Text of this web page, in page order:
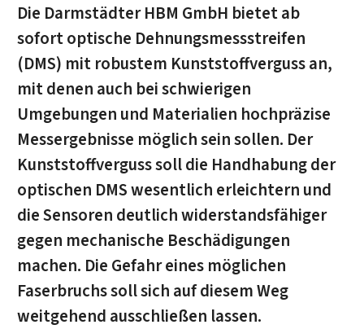
Die Darmstädter HBM GmbH bietet ab
sofort optische Dehnungsmessstreifen
(DMS) mit robustem Kunststoffverguss an,
mit denen auch bei schwierigen
Umgebungen und Materialien hochpräzise
Messergebnisse möglich sein sollen. Der
Kunststoffverguss soll die Handhabung der
optischen DMS wesentlich erleichtern und
die Sensoren deutlich widerstandsfähiger
gegen mechanische Beschädigungen
machen. Die Gefahr eines möglichen
Faserbruchs soll sich auf diesem Weg
weitgehend ausschließen lassen.